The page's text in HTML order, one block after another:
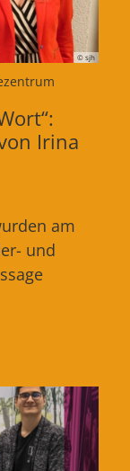
© sjh
Irina
am
und